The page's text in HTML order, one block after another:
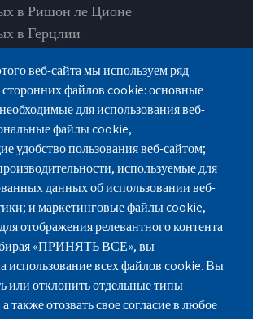
в Ришон ле Ционе
в Герцлии
в Рамат Ашарон
в Од а-Шарон
в Петах-Тикве
в Раанане
в Хадере
Лавон 18, здание-Лев
веб-сайта мы используем ряд
файлов cookie: основные
для использования веб-
файлы cookie,
удобство пользования веб-сайтом;
используемые для
данных об использовании веб-
и маркетинговые файлы cookie,
отображения релевантного контента
«ПРИНЯТЬ ВСЕ», вы
использование всех файлов cookie. Вы
или отклонить отдельные типы
также отозвать свое согласие в любое